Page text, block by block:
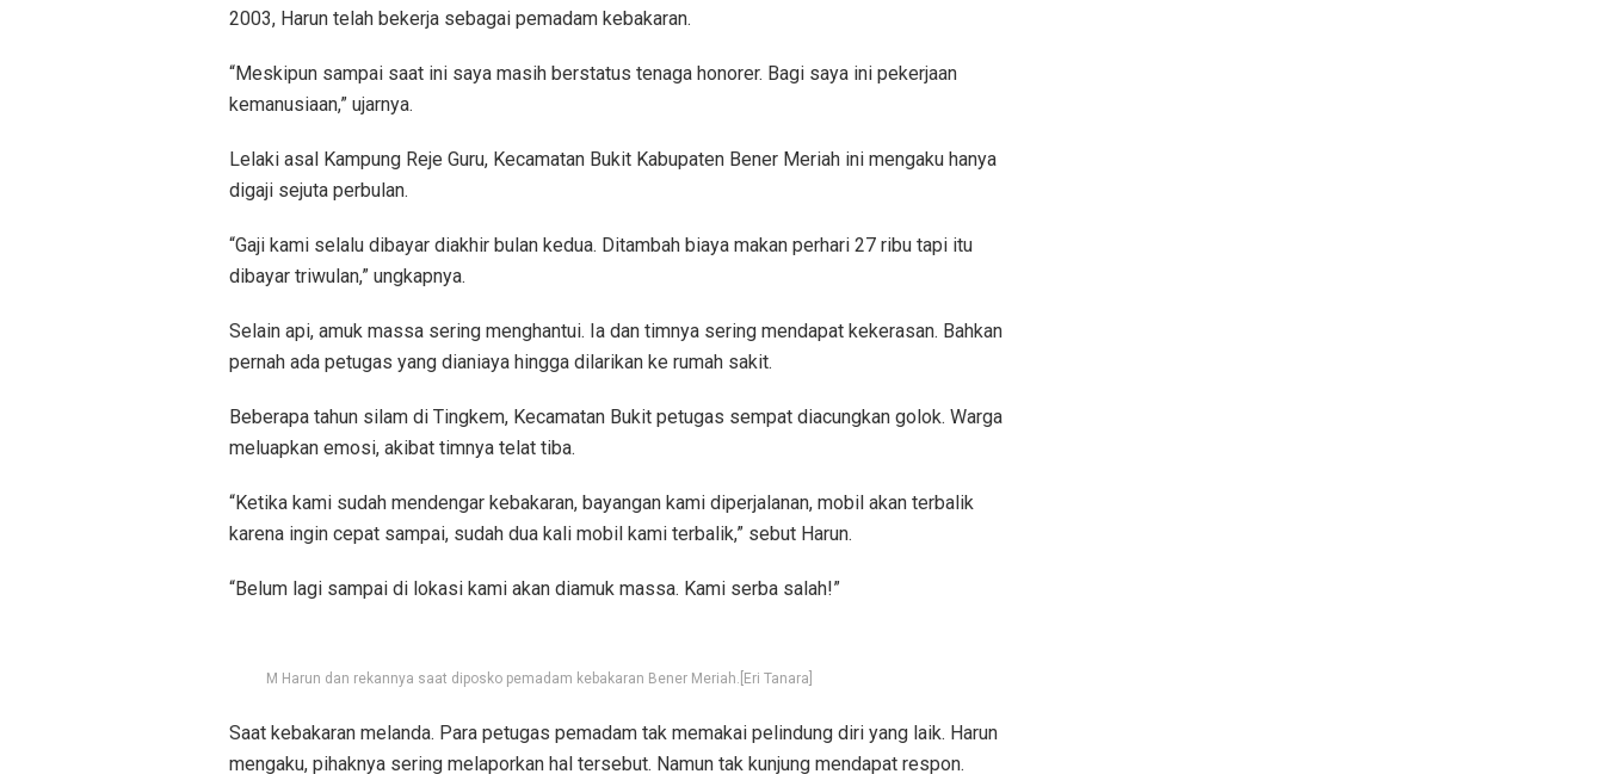
2003, Harun telah bekerja sebagai pemadam kebakaran.
“Meskipun sampai saat ini saya masih berstatus tenaga honorer. Bagi saya ini pekerjaan
kemanusiaan,” ujarnya.
Lelaki asal Kampung Reje Guru, Kecamatan Bukit Kabupaten Bener Meriah ini mengaku hanya
digaji sejuta perbulan.
“Gaji kami selalu dibayar diakhir bulan kedua. Ditambah biaya makan perhari 27 ribu tapi itu
dibayar triwulan,” ungkapnya.
Selain api, amuk massa sering menghantui. Ia dan timnya sering mendapat kekerasan. Bahkan
pernah ada petugas yang dianiaya hingga dilarikan ke rumah sakit.
Beberapa tahun silam di Tingkem, Kecamatan Bukit petugas sempat diacungkan golok. Warga
meluapkan emosi, akibat timnya telat tiba.
“Ketika kami sudah mendengar kebakaran, bayangan kami diperjalanan, mobil akan terbalik
karena ingin cepat sampai, sudah dua kali mobil kami terbalik,” sebut Harun.
“Belum lagi sampai di lokasi kami akan diamuk massa. Kami serba salah!”
M Harun dan rekannya saat diposko pemadam kebakaran Bener Meriah.[Eri Tanara]
Saat kebakaran melanda. Para petugas pemadam tak memakai pelindung diri yang laik. Harun
mengaku, pihaknya sering melaporkan hal tersebut. Namun tak kunjung mendapat respon.